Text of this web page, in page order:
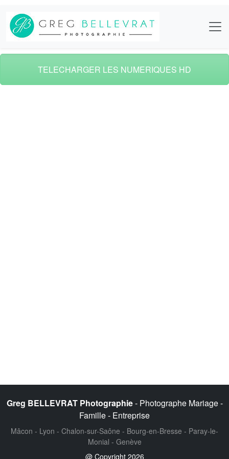
TELECHARGER LES NUMERIQUES HD
Greg BELLEVRAT Photographie- Photographe Mariage -
Famille - Entreprise
Mâcon - Lyon - Chalon-sur-Saône - Bourg-en-Bresse - Paray-le-
Monial - Genève
@ Copyright 2026